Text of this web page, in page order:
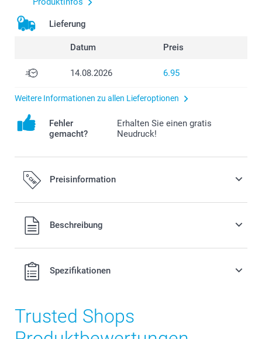
Lieferung
Datum Preis
14.08.2026 6.95
Weitere Informationen zu allen Lieferoptionen
Fehler
gemacht?
Erhalten Sie einen gratis
Neudruck!
Preisinformation
Alle Preise verstehen sich in Schweizer Franken (CHF) inkl.
MwSt. und zzgl. Versandkosten.
Beschreibung
Spezifikationen
Trusted Shops